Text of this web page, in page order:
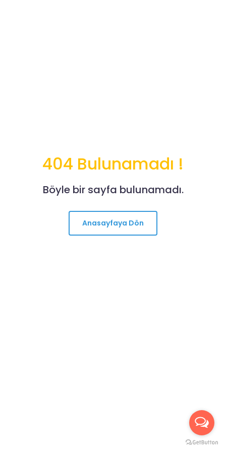
404 Bulunamadı !
Böyle bir sayfa bulunamadı.
Anasayfaya Dön